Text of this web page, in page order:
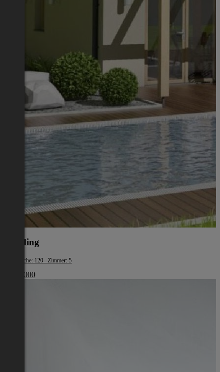
Eferding
Wohnfläche: 120 Zimmer: 5
€ 387 000